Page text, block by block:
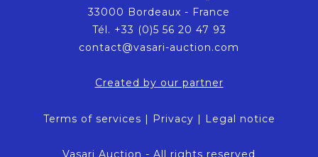
33000 Bordeaux - France
Tél. +33 (0)5 56 20 47 93
contact@vasari-auction.com
Created by our partner
Terms of services | Privacy | Legal notice
Vasari Auction - All rights reserved